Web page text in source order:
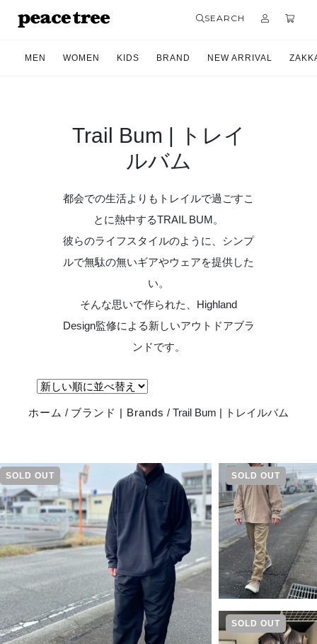
SEARCH
MEN WOMEN KIDS BRAND NEW ARRIVAL
Trail Bum | トレイ
ルバム
都会での生活よりもトレイルで過ごすこ
とに熱中するTRAIL BUM。
彼らのライフスタイルのように、シンプ
ルで無駄の無いギアやウェアを提供した
い。
そんな思いで作られた、Highland
Design監修による新しいアウトドアブラ
ンドです。
ホーム / ブランド | Brands / Trail Bum | トレイルバム
SOLD OUT SOLD OUT
SOLD OUT